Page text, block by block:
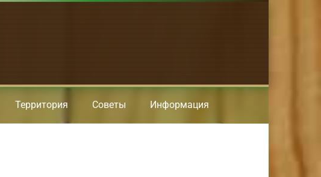
Территория Советы Информация